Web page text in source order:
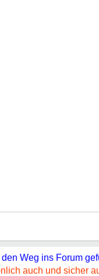
Weg ins Forum
auch und sicher